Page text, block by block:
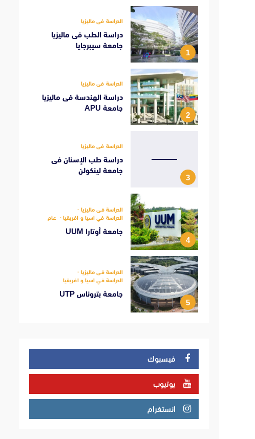
1
الدراسة فى ماليزيا
دراسة الطب فى ماليزيا
جامعة سيبرجايا
2
الدراسة فى ماليزيا
دراسة الهندسة فى ماليزيا
جامعة APU
3
الدراسة فى ماليزيا
دراسة طب الإسنان فى
جامعة لينكولن
4
الدراسة فى ماليزيا
الدراسة في اسيا و افريقيا
عام
جامعة أوتارا UUM
5
الدراسة فى ماليزيا
الدراسة في اسيا و افريقيا
جامعة بتروناس UTP
فيسبوك
يوتيوب
انستغرام